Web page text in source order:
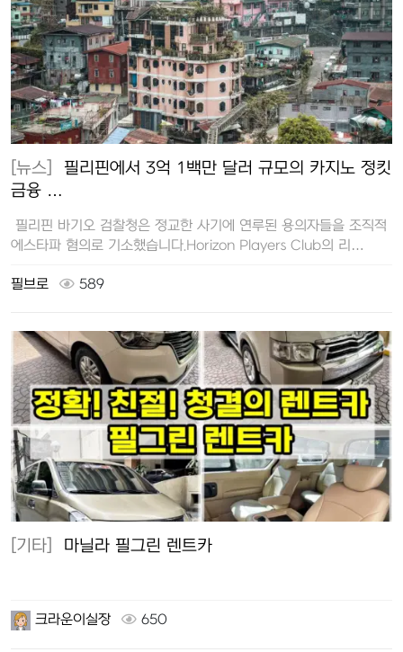
[뉴스]
금융 …
필리핀 바기오 검찰청은 정교한 사기에 연루된 용의자들을 조직적
에스타파 혐의로 기소했습니다.Horizon Players Club의 리…
필브로 589
[기타] 마닐라 필그린 렌트카
크라운이실장 650